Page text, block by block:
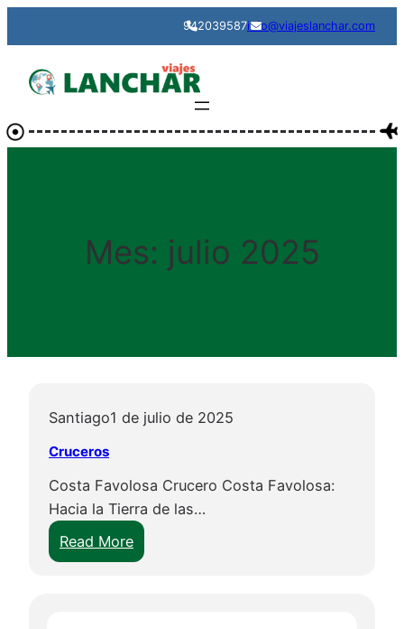
942039587info@viajeslanchar.com
Mes: julio 2025
Santiago1 de julio de 2025
Cruceros
Costa Favolosa Crucero Costa Favolosa:
Hacia la Tierra de las…
Read More